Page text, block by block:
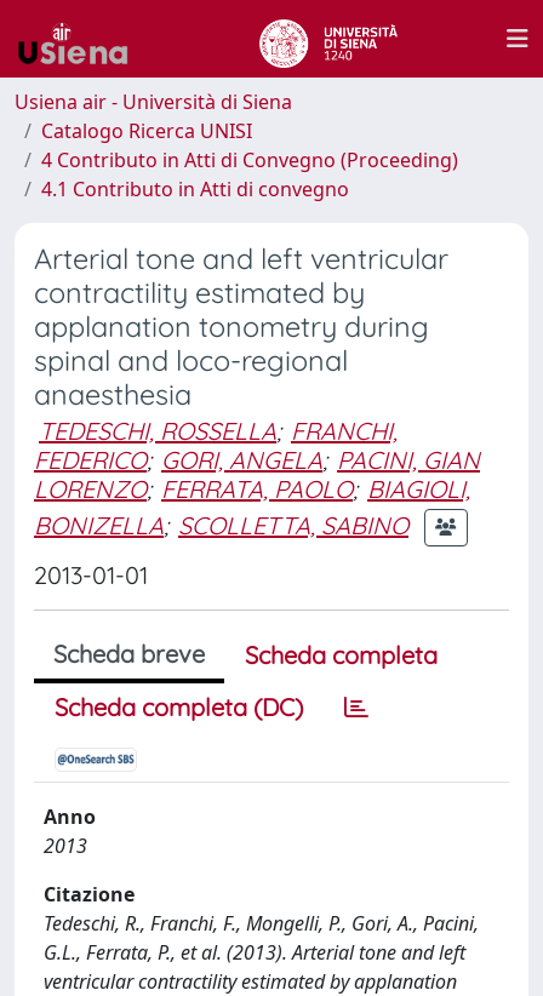
Usiena air - Università di Siena
Catalogo Ricerca UNISI
4 Contributo in Atti di Convegno (Proceeding)
4.1 Contributo in Atti di convegno
Arterial tone and left ventricular
contractility estimated by
applanation tonometry during
spinal and loco-regional
anaesthesia
TEDESCHI, ROSSELLA; FRANCHI,
FEDERICO; GORI, ANGELA; PACINI, GIAN
LORENZO; FERRATA, PAOLO; BIAGIOLI,
BONIZELLA; SCOLLETTA, SABINO
2013-01-01
Scheda breve
Scheda completa
Scheda completa (DC)
Anno
2013
Citazione
Tedeschi, R., Franchi, F., Mongelli, P., Gori, A., Pacini,
G.L., Ferrata, P., et al. (2013). Arterial tone and left
ventricular contractility estimated by applanation